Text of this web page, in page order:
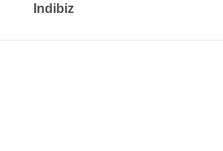
Indibiz